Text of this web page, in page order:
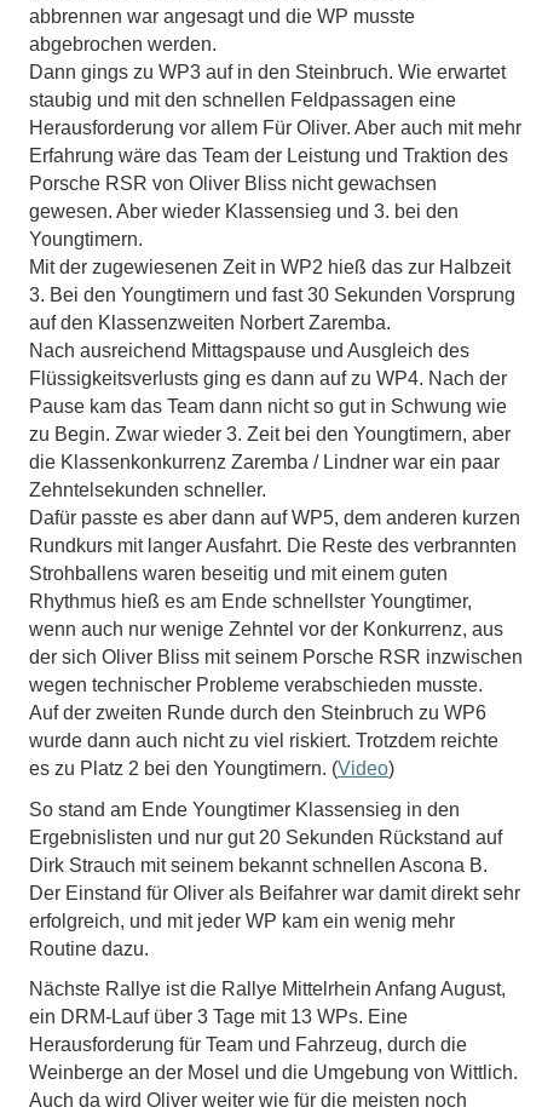
abbrennen war angesagt und die WP musste
abgebrochen werden.
Dann gings zu WP3 auf in den Steinbruch. Wie erwartet
staubig und mit den schnellen Feldpassagen eine
Herausforderung vor allem Für Oliver. Aber auch mit mehr
Erfahrung wäre das Team der Leistung und Traktion des
Porsche RSR von Oliver Bliss nicht gewachsen
gewesen. Aber wieder Klassensieg und 3. bei den
Youngtimern.
Mit der zugewiesenen Zeit in WP2 hieß das zur Halbzeit
3. Bei den Youngtimern und fast 30 Sekunden Vorsprung
auf den Klassenzweiten Norbert Zaremba.
Nach ausreichend Mittagspause und Ausgleich des
Flüssigkeitsverlusts ging es dann auf zu WP4. Nach der
Pause kam das Team dann nicht so gut in Schwung wie
zu Begin. Zwar wieder 3. Zeit bei den Youngtimern, aber
die Klassenkonkurrenz Zaremba / Lindner war ein paar
Zehntelsekunden schneller.
Dafür passte es aber dann auf WP5, dem anderen kurzen
Rundkurs mit langer Ausfahrt. Die Reste des verbrannten
Strohballens waren beseitig und mit einem guten
Rhythmus hieß es am Ende schnellster Youngtimer,
wenn auch nur wenige Zehntel vor der Konkurrenz, aus
der sich Oliver Bliss mit seinem Porsche RSR inzwischen
wegen technischer Probleme verabschieden musste.
Auf der zweiten Runde durch den Steinbruch zu WP6
wurde dann auch nicht zu viel riskiert. Trotzdem reichte
es zu Platz 2 bei den Youngtimern. (Video)
So stand am Ende Youngtimer Klassensieg in den
Ergebnislisten und nur gut 20 Sekunden Rückstand auf
Dirk Strauch mit seinem bekannt schnellen Ascona B.
Der Einstand für Oliver als Beifahrer war damit direkt sehr
erfolgreich, und mit jeder WP kam ein wenig mehr
Routine dazu.
Nächste Rallye ist die Rallye Mittelrhein Anfang August,
ein DRM-Lauf über 3 Tage mit 13 WPs. Eine
Herausforderung für Team und Fahrzeug, durch die
Weinberge an der Mosel und die Umgebung von Wittlich.
Auch da wird Oliver weiter wie für die meisten noch